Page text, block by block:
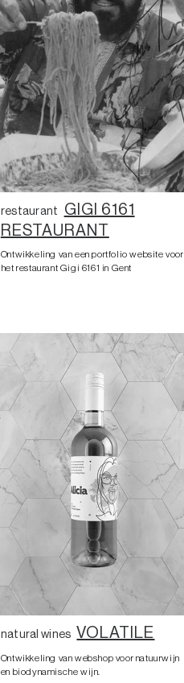
restaurant
GIGI 6161
RESTAURANT
Ontwikkeling van een portfolio website voor
het restaurant Gigi 6161 in Gent
natural wines VOLATILE
Ontwikkeling van webshop voor natuurwijn
en biodynamische wijn.